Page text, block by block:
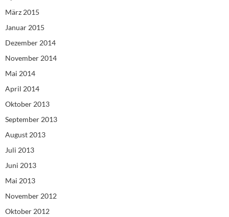
März 2015
Januar 2015
Dezember 2014
November 2014
Mai 2014
April 2014
Oktober 2013
September 2013
August 2013
Juli 2013
Juni 2013
Mai 2013
November 2012
Oktober 2012